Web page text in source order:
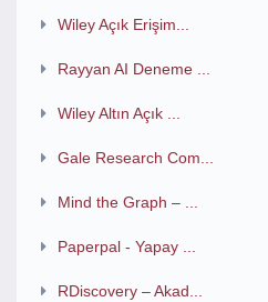
Wiley Açık Erişim...
Rayyan AI Deneme ...
Wiley Altın Açık ...
Gale Research Com...
Mind the Graph – ...
Paperpal - Yapay ...
RDiscovery – Akad...